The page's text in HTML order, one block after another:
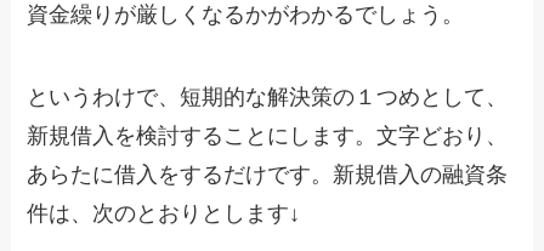
資金繰りが厳しくなるかがわかるでしょう。
というわけで、短期的な解決策の１つめとして、
新規借入を検討することにします。文字どおり、
あらたに借入をするだけです。新規借入の融資条
件は、次のとおりとします↓